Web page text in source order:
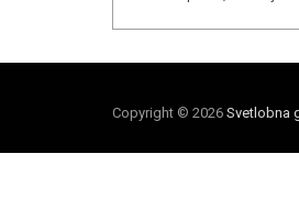
Copyright © 2026 Svetlobna